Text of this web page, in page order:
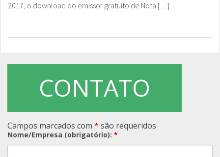
2017, o download do emissor gratuito de Nota […]
CONTATO
Campos marcados com * são requeridos
Nome/Empresa (obrigatório): *